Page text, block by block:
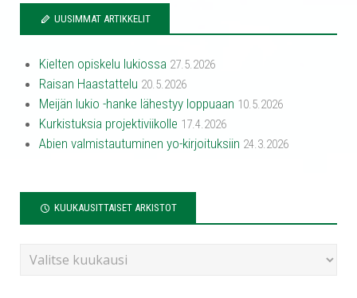
UUSIMMAT ARTIKKELIT
Kielten opiskelu lukiossa 27.5.2026
Raisan Haastattelu 20.5.2026
Meijän lukio -hanke lähestyy loppuaan 10.5.2026
Kurkistuksia projektiviikolle 17.4.2026
Abien valmistautuminen yo-kirjoituksiin 24.3.2026
KUUKAUSITTAISET ARKISTOT